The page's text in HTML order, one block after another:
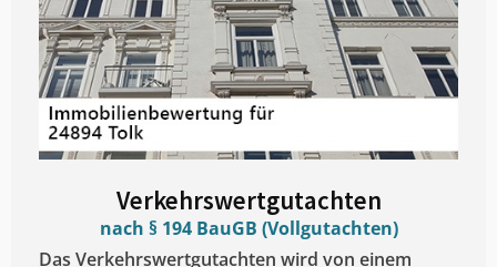
Verkehrswertgutachten
nach § 194 BauGB (Vollgutachten)
Das Verkehrswertgutachten wird von einem